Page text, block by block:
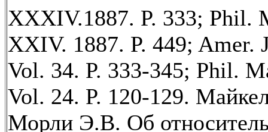
XXXIV.1887. P. 333; Phil.
XXIV. 1887. P. 449; Amer.
Vol. 34. P. 333-345; Phil.
Vol. 24. P. 120-129.
Морли Э.В. Об